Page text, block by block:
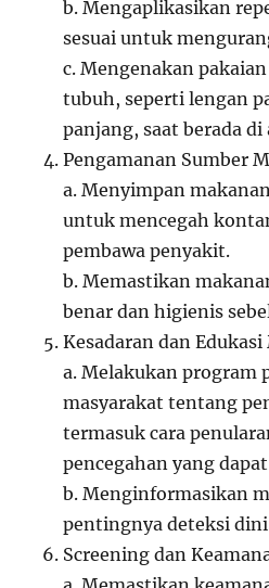
b. Mengaplikasikan
sesuai untuk
c. Mengenakan
tubuh, seperti lengan
panjang, saat berada
Pengamanan Sumber
a. Menyimpan
untuk mencegah
pembawa penyakit.
b. Memastikan
benar dan higienis
Kesadaran dan
a. Melakukan program
masyarakat tentang
termasuk cara
pencegahan yang
b. Menginformasikan
pentingnya deteksi
Screening dan